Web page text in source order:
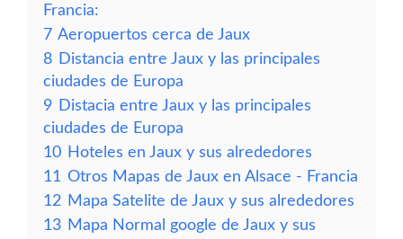
Francia:
7 Aeropuertos cerca de Jaux
8 Distancia entre Jaux y las principales
ciudades de Europa
9 Distacia entre Jaux y las principales
ciudades de Europa
10 Hoteles en Jaux y sus alrededores
11 Otros Mapas de Jaux en Alsace - Francia
12 Mapa Satelite de Jaux y sus alrededores
13 Mapa Normal google de Jaux y sus